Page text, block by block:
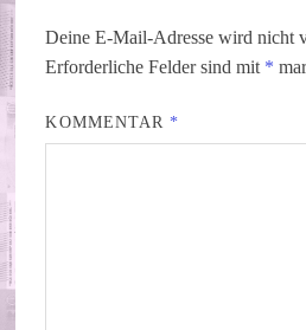
Deine E-Mail-Adresse wird nicht
Erforderliche Felder sind mit *
KOMMENTAR *